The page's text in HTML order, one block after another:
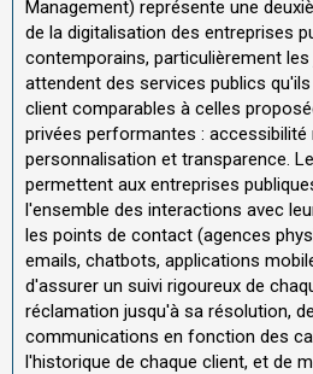
Management) représente une
de la digitalisation des entreprises
contemporains, particulièrement
attendent des services publics
client comparables à celles
privées performantes : accessibilité
personnalisation et transparence.
permettent aux entreprises
l'ensemble des interactions avec
les points de contact (agences
emails, chatbots, applications
d'assurer un suivi rigoureux de
réclamation jusqu'à sa résolution,
communications en fonction des
l'historique de chaque client, et de